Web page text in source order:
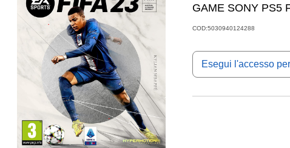
GAME SONY PS5
COD:5030940124288
Esegui l'accesso